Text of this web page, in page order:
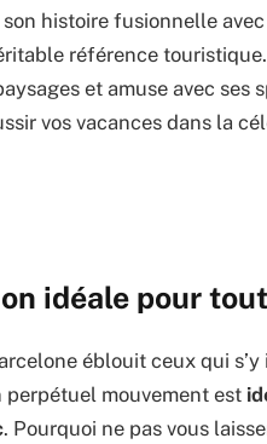
histoire fusionnelle
référence
et amuse avec ses
vos vacances dans la
idéale pour
éblouit ceux qui
perpétuel mouvement est
. Pourquoi ne pas vous